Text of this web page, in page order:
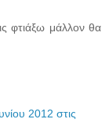
φτιάξω μάλλον θα
2012 στις